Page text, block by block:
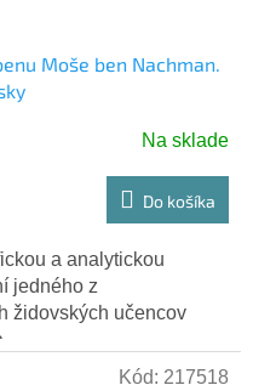
Moše ben Nachman.
Na sklade
Do košíka
a analytickou
jedného z
židovských učencov
Kód: 217518